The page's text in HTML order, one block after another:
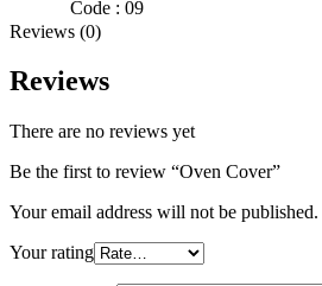
Code : 09
Reviews (0)
Reviews
There are no reviews yet
Be the first to review “Oven Cover”
Your email address will not be published.
Your rating